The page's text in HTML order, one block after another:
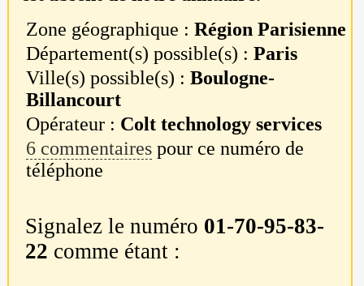
Zone géographique :Région Parisienne
Département(s) possible(s) :Paris
Ville(s) possible(s) :Boulogne-
Billancourt
Opérateur : Colt technology services
6 commentaires pour ce numéro de
téléphone
Signalez le numéro 01-70-95-83-
22 comme étant :